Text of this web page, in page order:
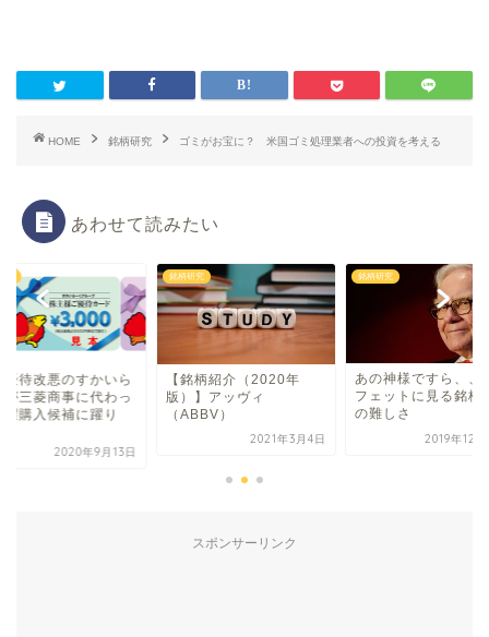
HOME 銘柄研究 ゴミがお宝に？ 米国ゴミ処理業者への投資を考える
あわせて読みたい
優待改悪のすかいら
が三菱商事に代わっ
躍購入候補に躍り
2020年9月13日
銘柄研究
【銘柄紹介（2020年
版）】アッヴィ
（ABBV）
2021年3月4日
銘柄研究
あの神様ですら、、
フェットに見る銘柄
の難しさ
2019年12
スポンサーリンク